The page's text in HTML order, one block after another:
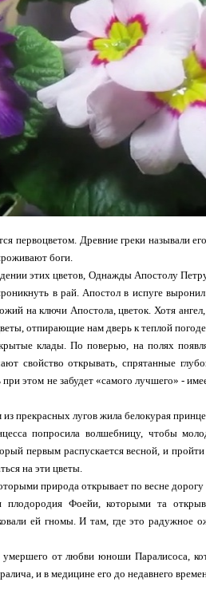
первоцветом. Древние греки называли
боги.
этих цветов, Однажды Апостолу
в рай. Апостол в испуге
на ключи Апостола, цветок. Хотя
отпирающие нам дверь к теплой
клады. По поверью, на полях
свойство открывать, спрятанные
этом не забудет «самого лучшего» -
прекрасных лугов жила белокурая
попросила волшебницу, чтобы
первым распускается весной, и
на эти цветы.
природа открывает по весне дорогу
плодородия Фоейи, которыми та
ей гномы. И там, где это радужное
от любви юноши Паралисоса,
и в медицине его до недавнего